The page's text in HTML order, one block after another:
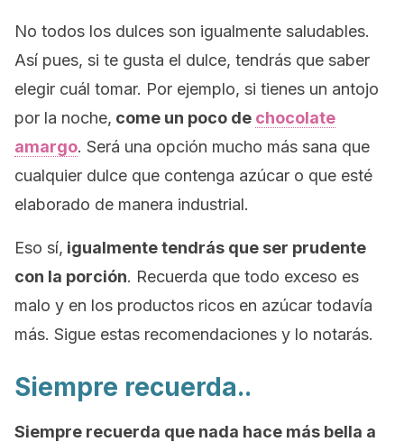
No todos los dulces son igualmente saludables.
Así pues, si te gusta el dulce, tendrás que saber
elegir cuál tomar. Por ejemplo, si tienes un antojo
por la noche, come un poco de chocolate
amargo. Será una opción mucho más sana que
cualquier dulce que contenga azúcar o que esté
elaborado de manera industrial.
Eso sí, igualmente tendrás que ser prudente
con la porción. Recuerda que todo exceso es
malo y en los productos ricos en azúcar todavía
más. Sigue estas recomendaciones y lo notarás.
Siempre recuerda..
Siempre recuerda que nada hace más bella a